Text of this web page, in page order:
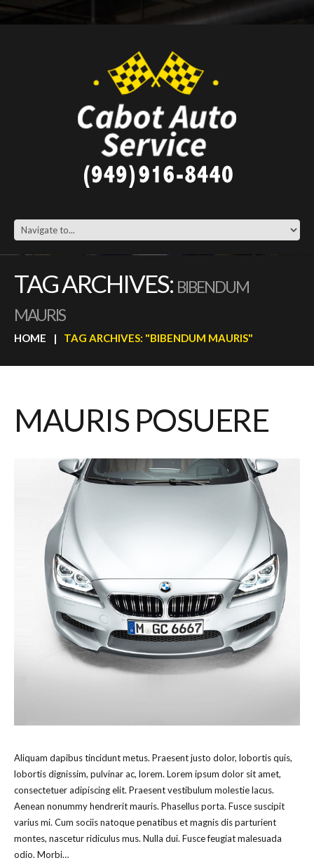
TAG ARCHIVES: BIBENDUM
MAURIS
HOME TAG ARCHIVES: "BIBENDUM MAURIS"
MAURIS POSUERE
Aliquam dapibus tincidunt metus. Praesent justo dolor, lobortis quis,
lobortis dignissim, pulvinar ac, lorem. Lorem ipsum dolor sit amet,
consectetuer adipiscing elit. Praesent vestibulum molestie lacus.
Aenean nonummy hendrerit mauris. Phasellus porta. Fusce suscipit
varius mi. Cum sociis natoque penatibus et magnis dis parturient
montes, nascetur ridiculus mus. Nulla dui. Fusce feugiat malesuada
odio. Morbi…